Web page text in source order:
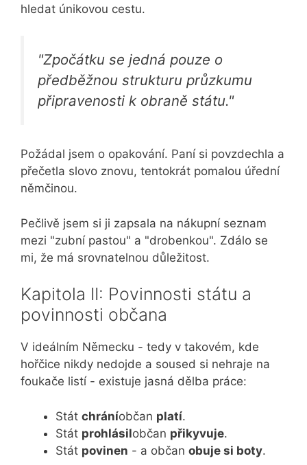
hledat únikovou cestu.
"Zpočátku se jedná pouze o
předběžnou strukturu průzkumu
připravenosti k obraně státu."
Požádal jsem o opakování. Paní si povzdechla a
přečetla slovo znovu, tentokrát pomalou úřední
němčinou.
Pečlivě jsem si ji zapsala na nákupní seznam
mezi "zubní pastou" a "drobenkou". Zdálo se
mi, že má srovnatelnou důležitost.
Kapitola II: Povinnosti státu a
povinnosti občana
V ideálním Německu - tedy v takovém, kde
hořčice nikdy nedojde a soused si nehraje na
foukače listí - existuje jasná dělba práce:
Stát chráníobčan platí.
Stát prohlásilobčan přikyvuje.
Stát povinen - a občan obuje si boty.